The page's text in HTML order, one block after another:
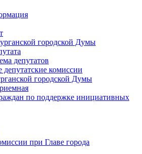
городской Думы
депутатов
комиссии
городской Думы
по поддержке инициативных
при Главе города